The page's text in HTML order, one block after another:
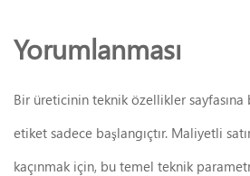
Yorumlanması
Bir üreticinin teknik özellikler sayfasına
etiket sadece başlangıçtır. Maliyetli
kaçınmak için, bu temel teknik